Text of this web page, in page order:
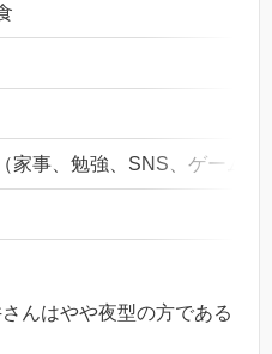
家事、勉強、SNS、ゲーム）
んはやや夜型の方である